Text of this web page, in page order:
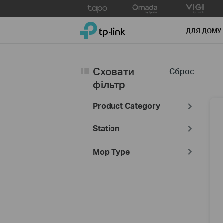
to
TP-Link, Reliably Smart ДЛЯ ДОМУ
Сброс
Сховати
фільтр
Product Category
Station
Mop Type